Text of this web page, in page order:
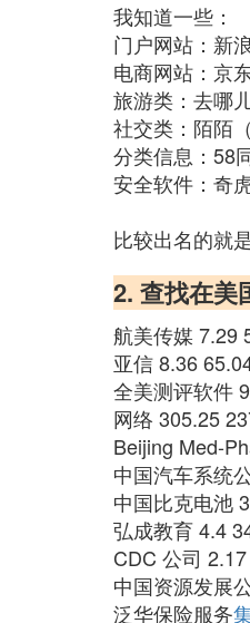
我知道一些：
门户网站：新
电商网站：京
旅游类：去哪
社交类：陌陌
分类信息：58
安全软件：奇
比较出名的就
2. 查找在美
航美传媒 7.29
亚信 8.36
全美测评软件
网络 305.25
Beijing Med-
中国汽车系统
中国比克电池
弘成教育 4.4
CDC 公司
中国资源发展
泛华保险服务